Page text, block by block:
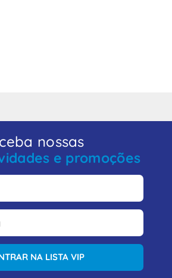
nossas
e promoções
NA LISTA VIP